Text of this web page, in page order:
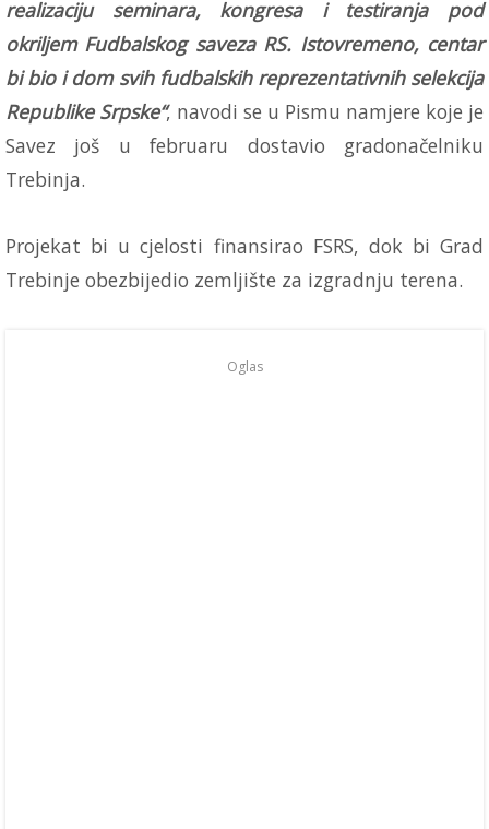
realizaciju seminara, kongresa i testiranja pod
okriljem Fudbalskog saveza RS. Istovremeno, centar
bi bio i dom svih fudbalskih reprezentativnih selekcija
Republike Srpske“, navodi se u Pismu namjere koje je
Savez još u februaru dostavio gradonačelniku
Trebinja.
Projekat bi u cjelosti finansirao FSRS, dok bi Grad
Trebinje obezbijedio zemljište za izgradnju terena.
Oglas